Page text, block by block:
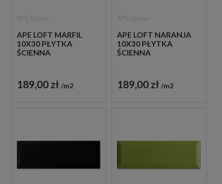
APE LOFT MARFIL
10X30 PŁYTKA
ŚCIENNA
189,00 zł m2
APE LOFT NARANJA
10X30 PŁYTKA
ŚCIENNA
189,00 zł m2